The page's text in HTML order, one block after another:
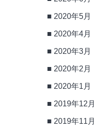
2020年5月
2020年4月
2020年3月
2020年2月
2020年1月
2019年12月
2019年11月